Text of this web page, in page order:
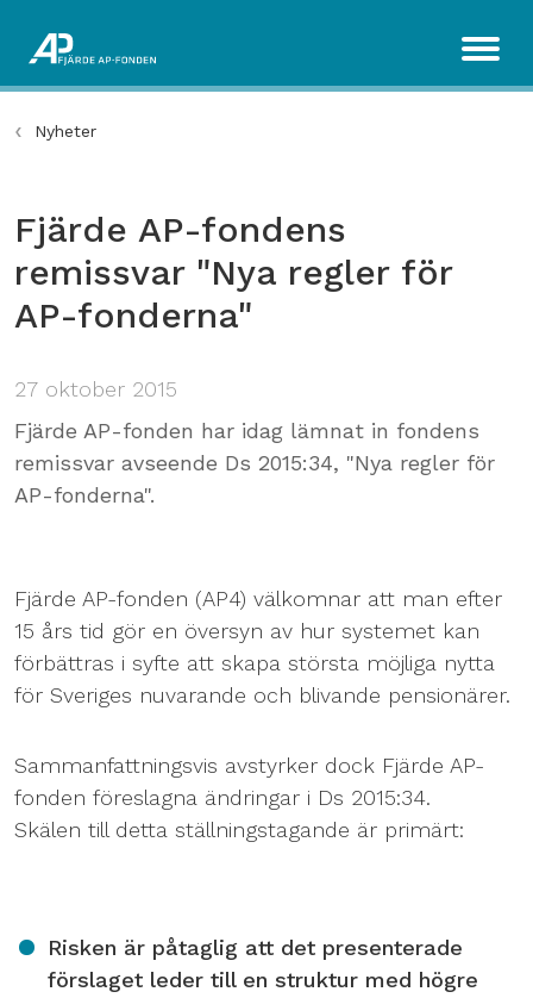
Nyheter
Fjärde AP-fondens
remissvar "Nya regler för
AP-fonderna"
27 oktober 2015
Fjärde AP-fonden har idag lämnat in fondens
remissvar avseende Ds 2015:34, "Nya regler för
AP-fonderna".
Fjärde AP-fonden (AP4) välkomnar att man efter
15 års tid gör en översyn av hur systemet kan
förbättras i syfte att skapa största möjliga nytta
för Sveriges nuvarande och blivande pensionärer.
Sammanfattningsvis avstyrker dock Fjärde AP-
fonden föreslagna ändringar i Ds 2015:34.
Skälen till detta ställningstagande är primärt:
Risken är påtaglig att det presenterade
förslaget leder till en struktur med högre